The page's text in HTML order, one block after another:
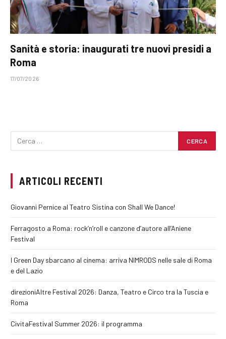
Sanità e storia: inaugurati tre nuovi presidi a
Roma
17/07/2026
ARTICOLI RECENTI
Giovanni Pernice al Teatro Sistina con Shall We Dance!
Ferragosto a Roma: rock’n’roll e canzone d’autore all’Aniene
Festival
I Green Day sbarcano al cinema: arriva NIMRODS nelle sale di Roma
e del Lazio
direzioniAltre Festival 2026: Danza, Teatro e Circo tra la Tuscia e
Roma
CivitaFestival Summer 2026: il programma